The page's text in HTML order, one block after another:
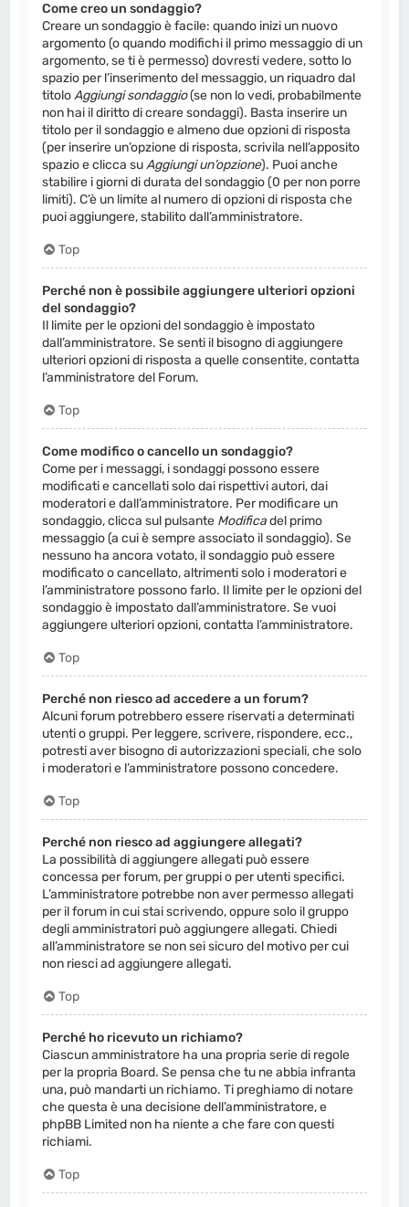
Come creo un sondaggio?
Creare un sondaggio è facile: quando inizi un nuovo
argomento (o quando modifichi il primo messaggio di un
argomento, se ti è permesso) dovresti vedere, sotto lo
spazio per l’inserimento del messaggio, un riquadro dal
titoloAggiungi sondaggio(se non lo vedi, probabilmente
non hai il diritto di creare sondaggi). Basta inserire un
titolo per il sondaggio e almeno due opzioni di risposta
(per inserire un’opzione di risposta, scrivila nell’apposito
spazio e clicca suAggiungi un’opzione). Puoi anche
stabilire i giorni di durata del sondaggio (0 per non porre
limiti). C’è un limite al numero di opzioni di risposta che
puoi aggiungere, stabilito dall’amministratore.
Top
Perché non è possibile aggiungere ulteriori opzioni
del sondaggio?
Il limite per le opzioni del sondaggio è impostato
dall’amministratore. Se senti il bisogno di aggiungere
ulteriori opzioni di risposta a quelle consentite, contatta
l’amministratore del Forum.
Top
Come modifico o cancello un sondaggio?
Come per i messaggi, i sondaggi possono essere
modificati e cancellati solo dai rispettivi autori, dai
moderatori e dall’amministratore. Per modificare un
sondaggio, clicca sul pulsante Modificadel primo
messaggio (a cui è sempre associato il sondaggio). Se
nessuno ha ancora votato, il sondaggio può essere
modificato o cancellato, altrimenti solo i moderatori e
l’amministratore possono farlo. Il limite per le opzioni del
sondaggio è impostato dall’amministratore. Se vuoi
aggiungere ulteriori opzioni, contatta l’amministratore.
Top
Perché non riesco ad accedere a un forum?
Alcuni forum potrebbero essere riservati a determinati
utenti o gruppi. Per leggere, scrivere, rispondere, ecc.,
potresti aver bisogno di autorizzazioni speciali, che solo
i moderatori e l’amministratore possono concedere.
Top
Perché non riesco ad aggiungere allegati?
La possibilità di aggiungere allegati può essere
concessa per forum, per gruppi o per utenti specifici.
L’amministratore potrebbe non aver permesso allegati
per il forum in cui stai scrivendo, oppure solo il gruppo
degli amministratori può aggiungere allegati. Chiedi
all’amministratore se non sei sicuro del motivo per cui
non riesci ad aggiungere allegati.
Top
Perché ho ricevuto un richiamo?
Ciascun amministratore ha una propria serie di regole
per la propria Board. Se pensa che tu ne abbia infranta
una, può mandarti un richiamo. Ti preghiamo di notare
che questa è una decisione dell’amministratore, e
phpBB Limited non ha niente a che fare con questi
richiami.
Top